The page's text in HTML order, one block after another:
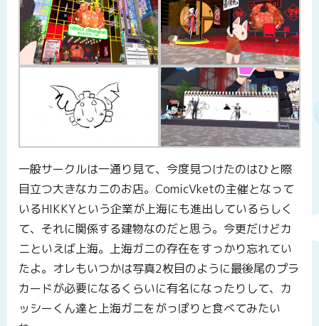
一般サークルは一通り見て、今度見つけたのはひと際
目立つ大きなカニのお店。ComicVketの主催となって
いるHIKKYという企業が上海にも進出しているらしく
て、それに関係する建物なのだと思う。今更だけどカ
ニといえば上海。上海ガニの存在をすっかり忘れてい
たよ。オレもいつかは写真2枚目のように最後尾のプラ
カードが必要になるくらいに有名になったりして、カ
ッシーくん達と上海ガニをがっぽりと食べてみたい